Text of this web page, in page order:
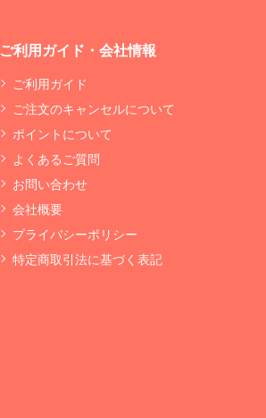
ご利用ガイド・会社情報
ご利用ガイド
ご注文のキャンセルについて
ポイントについて
よくあるご質問
お問い合わせ
会社概要
プライバシーポリシー
特定商取引法に基づく表記